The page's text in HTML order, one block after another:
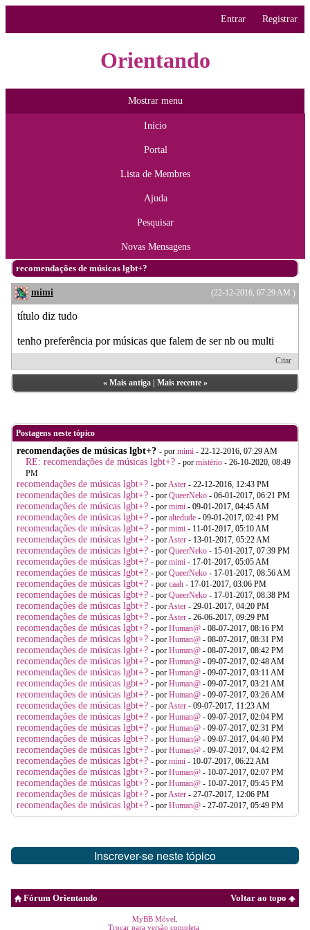
Entrar Registrar
Orientando
Mostrar menu
Início
Portal
Lista de Membres
Ajuda
Pesquisar
Novas Mensagens
recomendações de músicas lgbt+?
(22-12-2016, 07:29 AM )
mimi
título diz tudo
tenho preferência por músicas que falem de ser nb ou multi
Citar
« Mais antiga| Mais recente»
Postagens neste tópico
recomendações de músicas lgbt+? - por mimi - 22-12-2016, 07:29 AM
RE: recomendações de músicas lgbt+? - por mistério - 26-10-2020, 08:49
PM
recomendações de músicas lgbt+? - porAster - 22-12-2016, 12:43 PM
recomendações de músicas lgbt+? - por QueerNeko - 06-01-2017, 06:21 PM
recomendações de músicas lgbt+? - por mimi - 09-01-2017, 04:45 AM
recomendações de músicas lgbt+? - por altedude - 09-01-2017, 02:41 PM
recomendações de músicas lgbt+? - por mimi - 11-01-2017, 05:10 AM
recomendações de músicas lgbt+? - porAster - 13-01-2017, 05:22 AM
recomendações de músicas lgbt+? - por QueerNeko - 15-01-2017, 07:39 PM
recomendações de músicas lgbt+? - por mimi - 17-01-2017, 05:05 AM
recomendações de músicas lgbt+? - por QueerNeko - 17-01-2017, 08:56 AM
recomendações de músicas lgbt+? - por caah - 17-01-2017, 03:06 PM
recomendações de músicas lgbt+? - por QueerNeko - 17-01-2017, 08:38 PM
recomendações de músicas lgbt+? - porAster - 29-01-2017, 04:20 PM
recomendações de músicas lgbt+? - porAster - 26-06-2017, 09:29 PM
recomendações de músicas lgbt+? - por Human@ - 08-07-2017, 08:16 PM
recomendações de músicas lgbt+? - por Human@ - 08-07-2017, 08:31 PM
recomendações de músicas lgbt+? - por Human@ - 08-07-2017, 08:42 PM
recomendações de músicas lgbt+? - por Human@ - 09-07-2017, 02:48 AM
recomendações de músicas lgbt+? - por Human@ - 09-07-2017, 03:11 AM
recomendações de músicas lgbt+? - por Human@ - 09-07-2017, 03:21 AM
recomendações de músicas lgbt+? - por Human@ - 09-07-2017, 03:26 AM
recomendações de músicas lgbt+? - porAster - 09-07-2017, 11:23 AM
recomendações de músicas lgbt+? - por Human@ - 09-07-2017, 02:04 PM
recomendações de músicas lgbt+? - por Human@ - 09-07-2017, 02:31 PM
recomendações de músicas lgbt+? - por Human@ - 09-07-2017, 04:40 PM
recomendações de músicas lgbt+? - por Human@ - 09-07-2017, 04:42 PM
recomendações de músicas lgbt+? - por mimi - 10-07-2017, 06:22 AM
recomendações de músicas lgbt+? - por Human@ - 10-07-2017, 02:07 PM
recomendações de músicas lgbt+? - por Human@ - 10-07-2017, 05:45 PM
recomendações de músicas lgbt+? - porAster - 27-07-2017, 12:06 PM
recomendações de músicas lgbt+? - por Human@ - 27-07-2017, 05:49 PM
Inscrever-se neste tópico
Voltar ao topo
Fórum Orientando
MyBB Móvel
Trocar para versão completa